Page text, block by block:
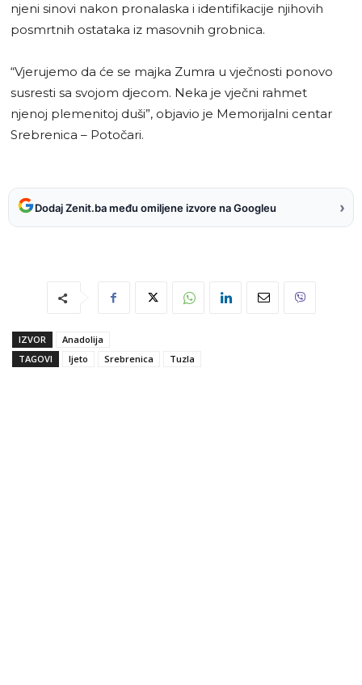
njeni sinovi nakon pronalaska i identifikacije njihovih
posmrtnih ostataka iz masovnih grobnica.
“Vjerujemo da će se majka Zumra u vječnosti ponovo
susresti sa svojom djecom. Neka je vječni rahmet
njenoj plemenitoj duši”, objavio je Memorijalni centar
Srebrenica – Potočari.
Dodaj Zenit.ba među omiljene izvore na Googleu ›
IZVOR
Anadolija
TAGOVI
ljeto Srebrenica Tuzla